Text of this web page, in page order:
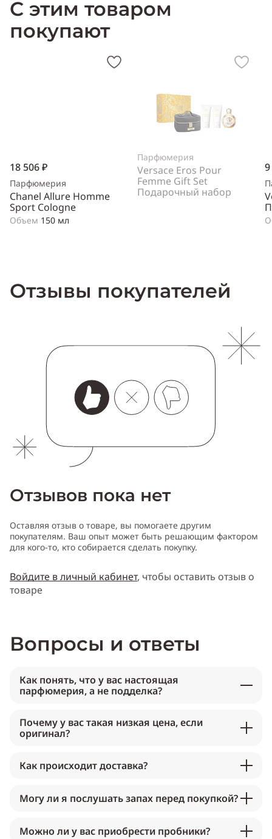
С этим товаром
покупают
18 506 ₽
Парфюмерия
Chanel Allure Homme
Sport Cologne
Объем 150 мл
Парфюмерия
Versace Eros Pour
Femme Gift Set
Подарочный набор
Отзывы покупателей
Отзывов пока нет
Оставляя отзыв о товаре, вы помогаете другим
покупателям. Ваш опыт может быть решающим фактором
для кого-то, кто собирается сделать покупку.
Войдите в личный кабинет, чтобы оставить отзыв о
товаре
Вопросы и ответы
Как понять, что у вас настоящая
парфюмерия, а не подделка?
Почему у вас такая низкая цена, если
оригинал?
Как происходит доставка?
Могу ли я послушать запах перед покупкой?
Можно ли у вас приобрести пробники?